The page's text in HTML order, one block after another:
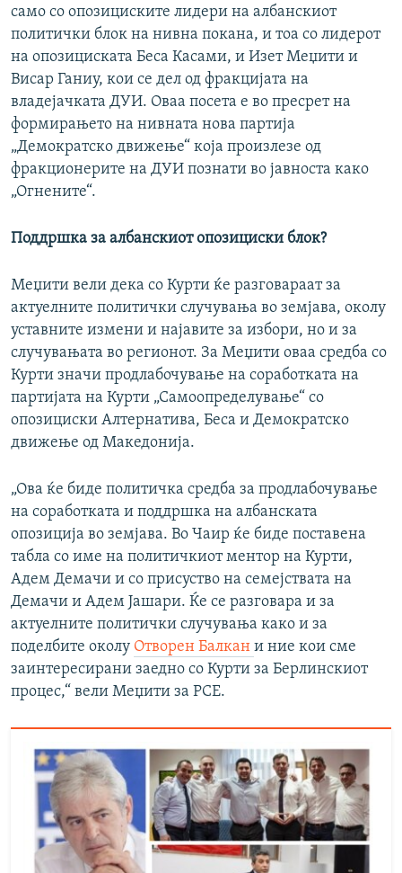
само со опозициските лидери на албанскиот
политички блок на нивна покана, и тоа со лидерот
на опозициската Беса Касами, и Изет Меџити и
Висар Ганиу, кои се дел од фракцијата на
владејачката ДУИ. Оваа посета е во пресрет на
формирањето на нивната нова партија
„Демократско движење“ која произлезе од
фракционерите на ДУИ познати во јавноста како
„Огнените“.
Поддршка за албанскиот опозициски блок?
Меџити вели дека со Курти ќе разговараат за
актуелните политички случувања во земјава, околу
уставните измени и најавите за избори, но и за
случувањата во регионот. За Меџити оваа средба со
Курти значи продлабочување на соработката на
партијата на Курти „Самоопределување“ со
опозициски Алтернатива, Беса и Демократско
движење од Македонија.
„Ова ќе биде политичка средба за продлабочување
на соработката и поддршка на албанската
опозиција во земјава. Во Чаир ќе биде поставена
табла со име на политичкиот ментор на Курти,
Адем Демачи и со присуство на семејствата на
Демачи и Адем Јашари. Ќе се разговара и за
актуелните политички случувања како и за
поделбите околу Отворен Балкан и ние кои сме
заинтересирани заедно со Курти за Берлинскиот
процес,“ вели Меџити за РСЕ.